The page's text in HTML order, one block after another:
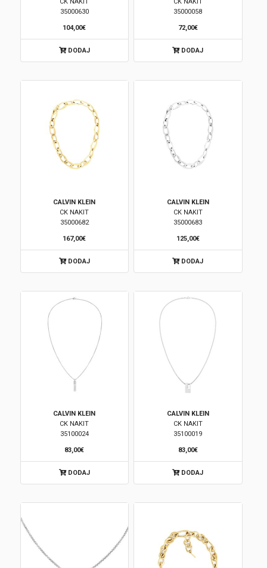
35000630
104,00€
DODAJ
35000058
72,00€
DODAJ
CALVIN KLEIN
CK NAKIT
35000682
167,00€
DODAJ
CALVIN KLEIN
CK NAKIT
35000683
125,00€
DODAJ
CALVIN KLEIN
CK NAKIT
35100024
83,00€
DODAJ
CALVIN KLEIN
CK NAKIT
35100019
83,00€
DODAJ